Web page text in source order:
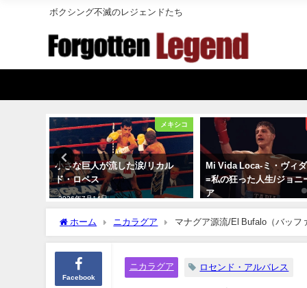
ボクシング不滅のレジェンドたち
アメリカ
Mi Vida Loca-ミ・ヴィダ・ロカ
=私の狂った人生/ジョニー・タピ
ア
無知の涙も枯れて/（ラ
ン）ビクトル・ラバナ
2026年7月2日
ホーム ニカラグア マナグア源流/El Bufalo（バッフ
Facebook
ニカラグア ロセンド・アルバレス